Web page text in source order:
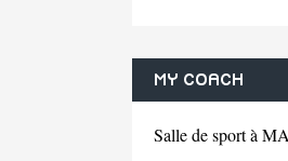
MY COACH
Salle de sport à